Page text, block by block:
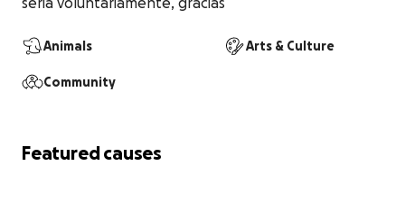
Animals Arts & Culture
Community
Featured causes